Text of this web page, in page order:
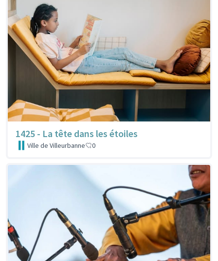
1425 - La tête dans les étoiles
Ville de Villeurbanne 0